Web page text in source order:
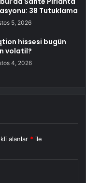
38 Tutuklama
5, 2026
hissesi bugün
volatil?
4, 2026
alanlar * ile